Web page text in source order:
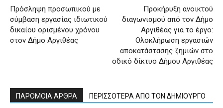
Πρόσληψη προσωπικού με
σύμβαση εργασίας ιδιωτικού
δικαίου ορισμένου χρόνου
στον Δήμο Αργιθέας
Προκήρυξη ανοικτού
διαγωνισμού από τον Δήμο
Αργιθέας για το έργο:
Ολοκλήρωση εργασιών
αποκατάστασης ζημιών στο
οδικό δίκτυο Δήμου Αργιθέας
ΠΑΡΟΜΟΙΑ ΑΡΘΡΑ ΠΕΡΙΣΣΟΤΕΡΑ ΑΠΟ ΤΟΝ ΔΗΜΙΟΥΡΓΟ